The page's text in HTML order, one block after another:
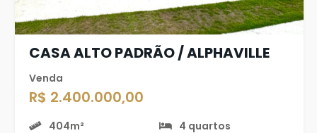
CASA ALTO PADRÃO / ALPHAVILLE
Venda
R$ 2.400.000,00
404m² 4 quartos